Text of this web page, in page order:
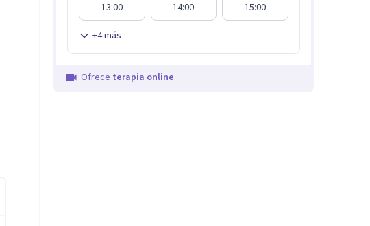
13:00 14:00 15:00
+4más
Ofrece terapia online